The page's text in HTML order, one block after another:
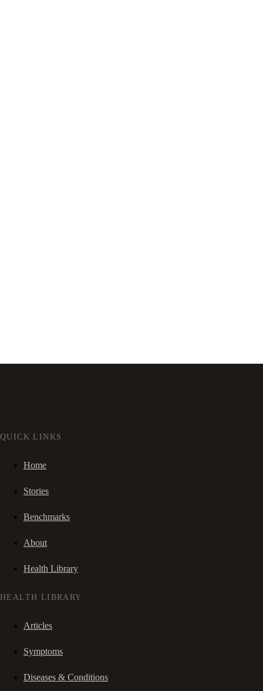
QUICK LINKS
Home
Stories
Benchmarks
About
Health Library
HEALTH LIBRARY
Articles
Symptoms
Diseases & Conditions